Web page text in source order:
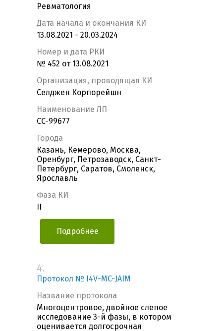
Ревматология
Дата начала и окончания КИ
13.08.2021 - 20.03.2024
Номер и дата РКИ
№ 452 от 13.08.2021
Организация, проводящая КИ
Селджен Корпорейшн
Наименование ЛП
CC-99677
Города
Казань, Кемерово, Москва,
Оренбург, Петрозаводск, Санкт-
Петербург, Саратов, Смоленск,
Ярославль
Фаза КИ
Подробнее
4.
Протокол № I4V-MC-JAIM
Название протокола
Многоцентровое, двойное слепое
исследование 3-й фазы, в котором
оценивается долгосрочная